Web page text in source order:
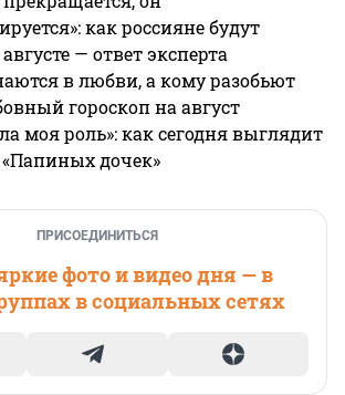
как россияне будут
— ответ эксперта
в любви, а кому разобьют
гороскоп на август
моя роль»: как сегодня выглядит
дочек»
ПРИСОЕДИНИТЬСЯ
фото и видео дня — в
в социальных сетях